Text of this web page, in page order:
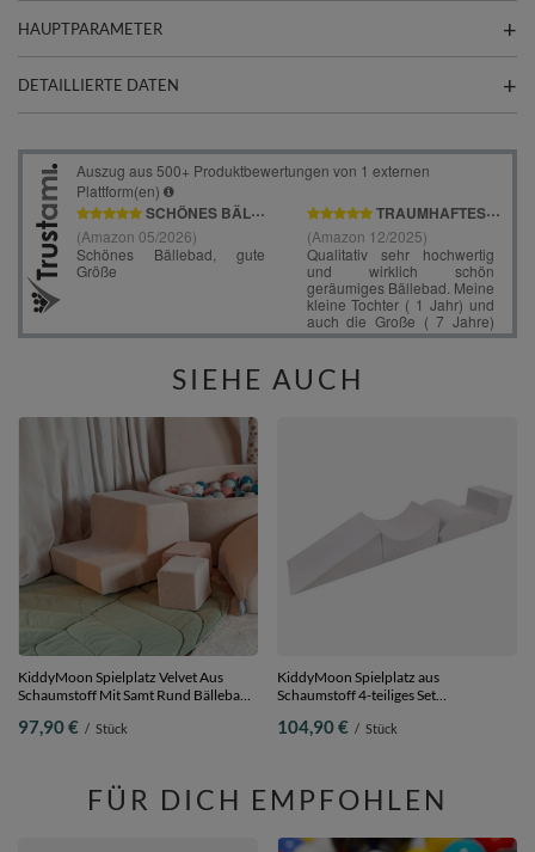
HAUPTPARAMETER
DETAILLIERTE DATEN
SIEHE AUCH
KiddyMoon Spielplatz Velvet Aus
Schaumstoff Mit Samt Rund Bällebad
Hindernisläufen, Hergestellt In Der
Bällebad (200 Bälle) + Stüfchen
97,90 € / Stück
KiddyMoon Spielplatz aus
Schaumstoff 4-teiliges Set
Größe
104,90 € / Stück
FÜR DICH EMPFOHLEN